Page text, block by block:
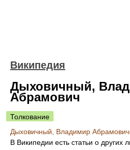
Википедия
Дыховичный,
Абрамович
Толкование
Дыховичный, Владимир Абрамович
В Википедии есть статьи о других